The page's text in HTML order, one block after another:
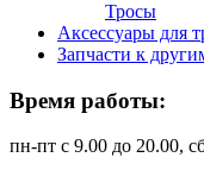
Тросы
Аксессуары для
Запчасти к
Время работы:
пн-пт с 9.00 до 20.00,